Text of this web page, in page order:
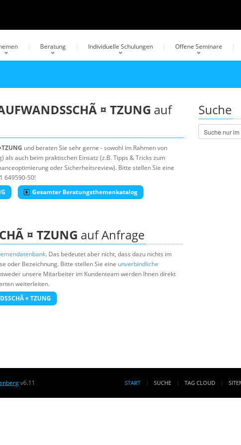
Beratung Individuelle Schulungen Offene Seminare
¤ TZUNG auf
und beraten Sie sehr gerne - sowohl im Rahmen von
auch beim praktischen Einsatz (z.B. Tipps & Tricks zum
oder Sicherheitsreview). Bitte stellen Sie eine
649590-50!
Gesamter Beratungsthemenkatalog
¤ TZUNG auf Anfrage
. Das bedeutet aber nicht, dass dazu nichts im
oder Bezeichnung. Bitte stellen Sie eine unverbindliche
unsere Mitarbeiter im Kundenteam werden Ihnen direkt
weiterleiten.
¤ TZUNG
Suche
v6.11 START SUCHE TAG CLOUD